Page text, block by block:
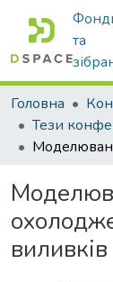
та
Головна
Тези
виливків